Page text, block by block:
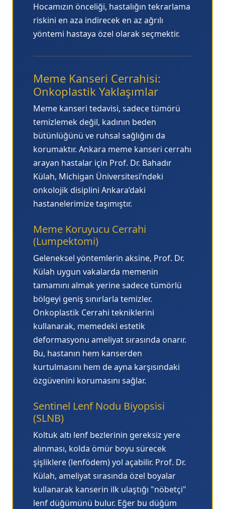
Hocamızın önceliği, hastalığın tekrarlama
riskini en aza indirecek en az ağrılı
yöntemi hastaya özel olarak seçmektir.
Meme Kanseri Cerrahisi:
Onkoplastik Yaklaşımlar
Meme kanseri tedavisi, sadece tümörü
temizlemek değil, kadının beden
bütünlüğünü ve ruhsal sağlığını da
korumaktır. Ankara meme kanseri cerrahı
arayan hastalar için Prof. Dr. Bahadır
Külah, Michigan Üniversitesi’ndeki
onkolojik disiplini Ankara’daki
hastanelerimize taşımıştır.
Meme Koruyucu Cerrahi
(Lumpektomi)
Geleneksel yöntemlerin aksine, Prof. Dr.
Külah uygun vakalarda memenin
tamamını almak yerine sadece tümörlü
bölgeyi geniş sınırlarla temizler.
Onkoplastik Cerrahi tekniklerini
kullanarak, memedeki estetik
deformasyonu ameliyat sırasında onarır.
Bu, hastanın hem kanserden
kurtulmasını hem de ayna karşısındaki
özgüvenini korumasını sağlar.
Sentinel Lenf Nodu Biyopsisi
(SLNB)
Koltuk altı lenf bezlerinin gereksiz yere
alınması, kolda ömür boyu sürecek
şişliklere (lenfödem) yol açabilir. Prof. Dr.
Külah, ameliyat sırasında özel boyalar
kullanarak kanserin ilk ulaştığı "nöbetçi"
lenf düğümünü bulur. Eğer bu düğüm